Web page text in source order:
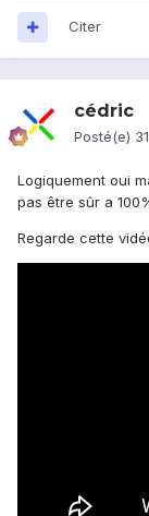
Citer
cédric
Posté(e)
Logiquement oui
pas être sûr a
Regarde cette